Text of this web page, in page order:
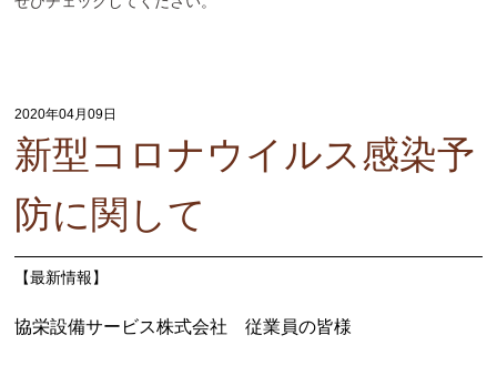
2020年04月09日
新型コロナウイルス感染予
防に関して
【最新情報】
協栄設備サービス株式会社 従業員の皆様